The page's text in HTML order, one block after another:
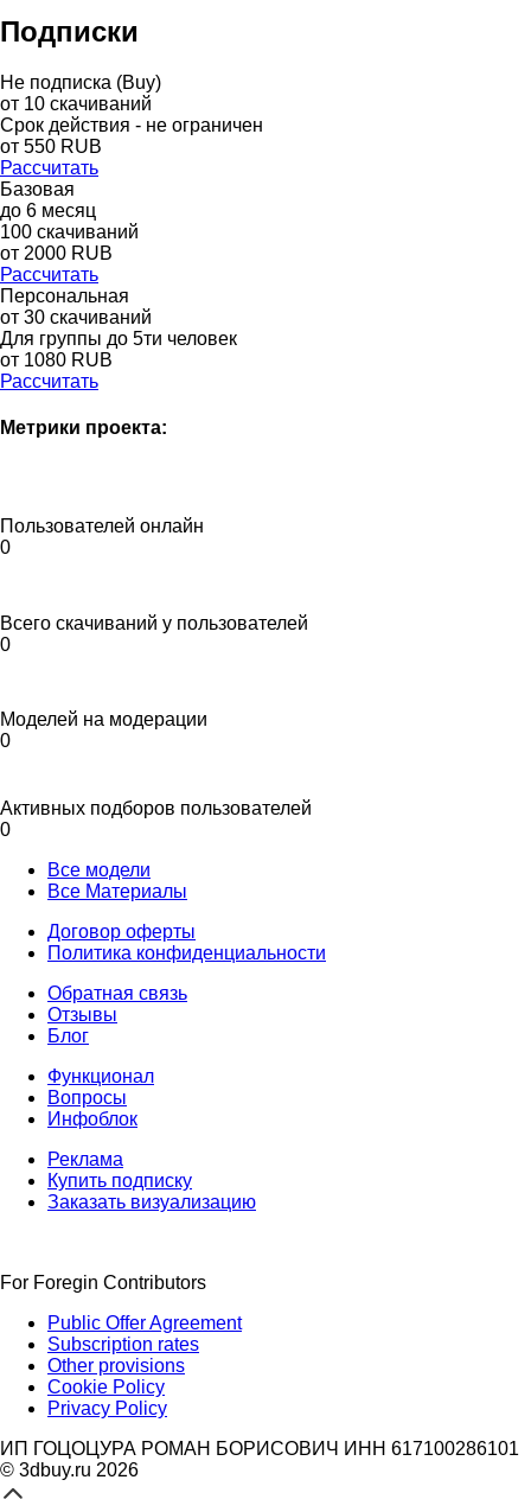
Подписки
Не подписка (Buy)
от 10 скачиваний
Срок действия - не ограничен
от 550 RUB
Рассчитать
Базовая
до 6 месяц
100 скачиваний
от 2000 RUB
Рассчитать
Персональная
от 30 скачиваний
Для группы до 5ти человек
от 1080 RUB
Рассчитать
Метрики проекта:
Пользователей онлайн
0
Всего скачиваний у пользователей
0
Моделей на модерации
0
Активных подборов пользователей
0
Все модели
Все Материалы
Договор оферты
Политика конфиденциальности
Обратная связь
Отзывы
Блог
Функционал
Вопросы
Инфоблок
Реклама
Купить подписку
Заказать визуализацию
For Foregin Contributors
Public Offer Agreement
Subscription rates
Other provisions
Cookie Policy
Privacy Policy
ИП ГОЦОЦУРА РОМАН БОРИСОВИЧ ИНН 617100286101
© 3dbuy.ru 2026